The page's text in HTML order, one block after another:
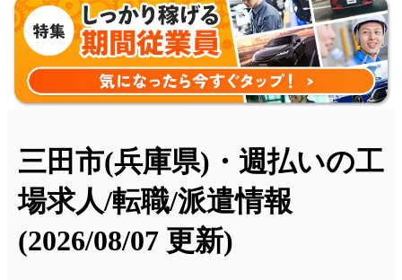
三田市(兵庫県)・週払いの工
場求人/転職/派遣情報
(2026/08/07 更新)